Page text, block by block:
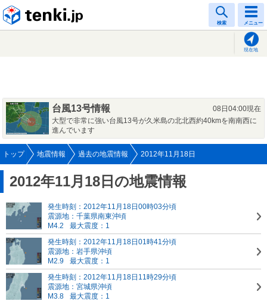
検索 メニュー
現在地
台風13号情報
08日04:00現在
大型で非常に強い台風13号が久米島の北北西約40kmを南南西に
進んでいます
トップ 地震情報 過去の地震情報 2012年11月18日
2012年11月18日の地震情報
発生時刻：2012年11月18日00時03分頃
震源地：千葉県南東沖頃
M4.2
最大震度：1
発生時刻：2012年11月18日01時41分頃
震源地：岩手県沖頃
M2.9
最大震度：1
発生時刻：2012年11月18日11時29分頃
震源地：宮城県沖頃
M3.8
最大震度：1